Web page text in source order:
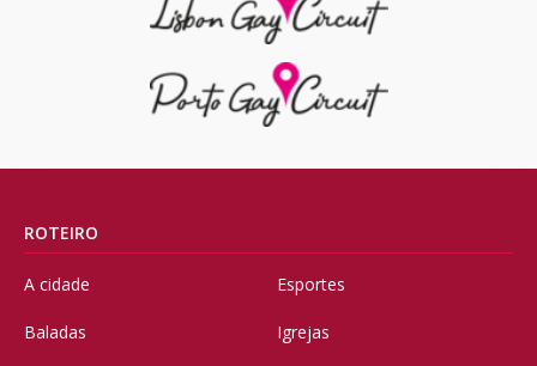
ROTEIRO
A cidade
Baladas
Esportes
Igrejas